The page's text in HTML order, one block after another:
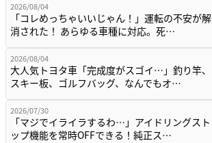
2026/08/04
「コレめっちゃいいじゃん！」運転の不安が解
消された！ あらゆる車種に対応。死…
2026/08/04
大人気トヨタ車「完成度がスゴイ…」釣り竿、
スキー板、ゴルフバッグ、なんでもオ…
2026/07/30
「マジでイライラするわ…」アイドリングスト
ップ機能を常時OFFできる！純正ス…